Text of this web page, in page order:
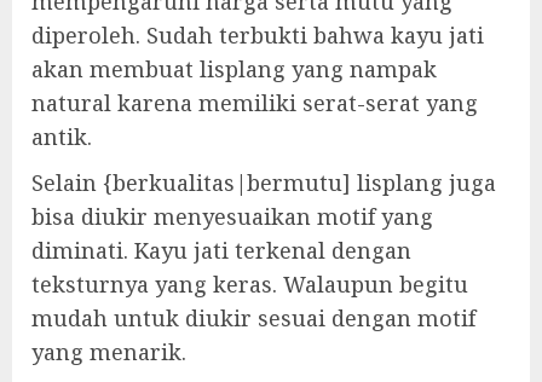
diperoleh. Sudah terbukti bahwa kayu jati
akan membuat lisplang yang nampak
natural karena memiliki serat-serat yang
antik.
Selain {berkualitas|bermutu] lisplang juga
bisa diukir menyesuaikan motif yang
diminati. Kayu jati terkenal dengan
teksturnya yang keras. Walaupun begitu
mudah untuk diukir sesuai dengan motif
yang menarik.